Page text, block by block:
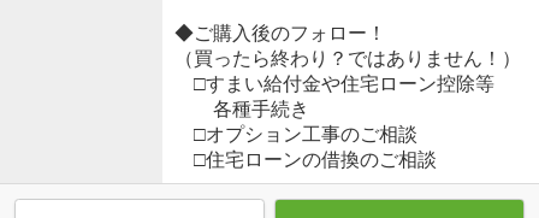
◆ご購入後のフォロー！
（買ったら終わり？ではありません！）
□すまい給付金や住宅ローン控除等
各種手続き
□オプション工事のご相談
□住宅ローンの借換のご相談